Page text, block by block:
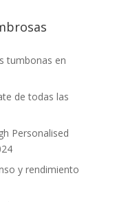
tumbonas en
de todas las
Personalised
y rendimiento